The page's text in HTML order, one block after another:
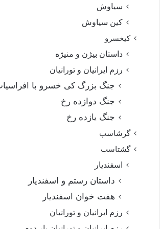
سیاوش
کین سیاوش
کیخسرو
داستان بیژن و منیژه
رزم ایرانیان و تورانیان
جنگ بزرگ کی خسرو با
جنگ دوازده رخ
جنگ یازده رخ
گرشاسپ
گشتاسب
اسفندیار
داستان رستم و اسفندیار
هفت خوان اسفندیار
رزم ایرانیان و تورانیان